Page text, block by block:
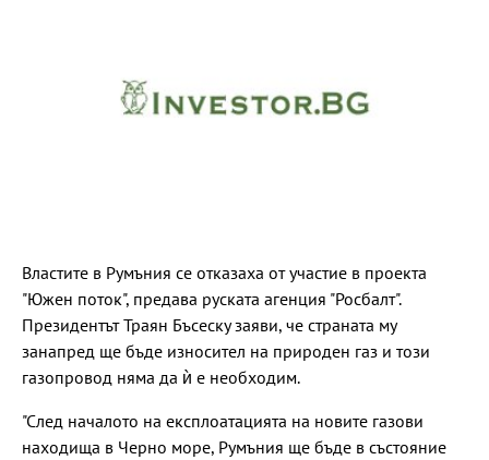
Властите в Румъния се отказаха от участие в проекта
"Южен поток", предава руската агенция "Росбалт".
Президентът Траян Бъсеску заяви, че страната му
занапред ще бъде износител на природен газ и този
газопровод няма да ѝ е необходим.
"След началото на експлоатацията на новите газови
находища в Черно море, Румъния ще бъде в състояние